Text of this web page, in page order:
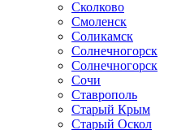
Сколково
Смоленск
Соликамск
Солнечногорск
Солнечногорск
Сочи
Ставрополь
Старый Крым
Старый Оскол